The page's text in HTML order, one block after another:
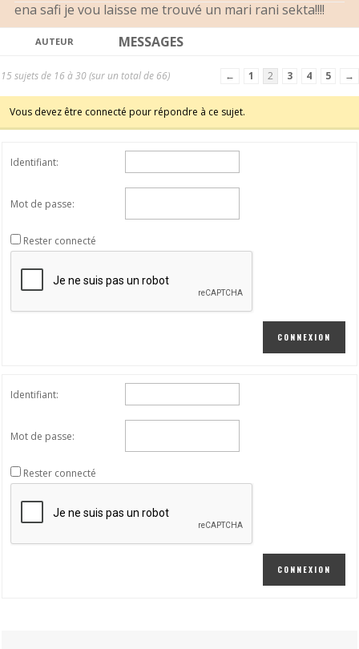
ena safi je vou laisse me trouvé un mari rani sekta!!!!
AUTEUR MESSAGES
15 sujets de 16 à 30 (sur un total de 66) ← 1 2 3 4 5 →
Vous devez être connecté pour répondre à ce sujet.
Identifiant:
Mot de passe:
Rester connecté
CONNEXION
Identifiant:
Mot de passe:
Rester connecté
CONNEXION